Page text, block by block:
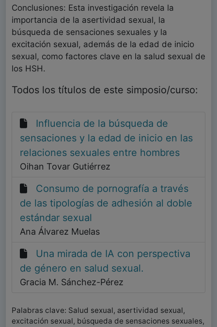
Conclusiones: Esta investigación revela la
importancia de la asertividad sexual, la
búsqueda de sensaciones sexuales y la
excitación sexual, además de la edad de inicio
sexual, como factores clave en la salud sexual de
los HSH.
Todos los títulos de este simposio/curso:
Influencia de la búsqueda de
sensaciones y la edad de inicio en las
relaciones sexuales entre hombres
Oihan Tovar Gutiérrez
Consumo de pornografía a través
de las tipologías de adhesión al doble
estándar sexual
Ana Álvarez Muelas
Una mirada de IA con perspectiva
de género en salud sexual.
Gracia M. Sánchez-Pérez
Palabras clave: Salud sexual, asertividad sexual,
excitación sexual, búsqueda de sensaciones sexuales,